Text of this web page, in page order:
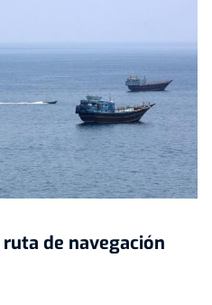
de navegación